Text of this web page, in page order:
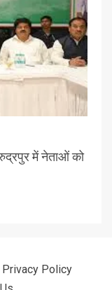
में नेताओं को
Privacy Policy